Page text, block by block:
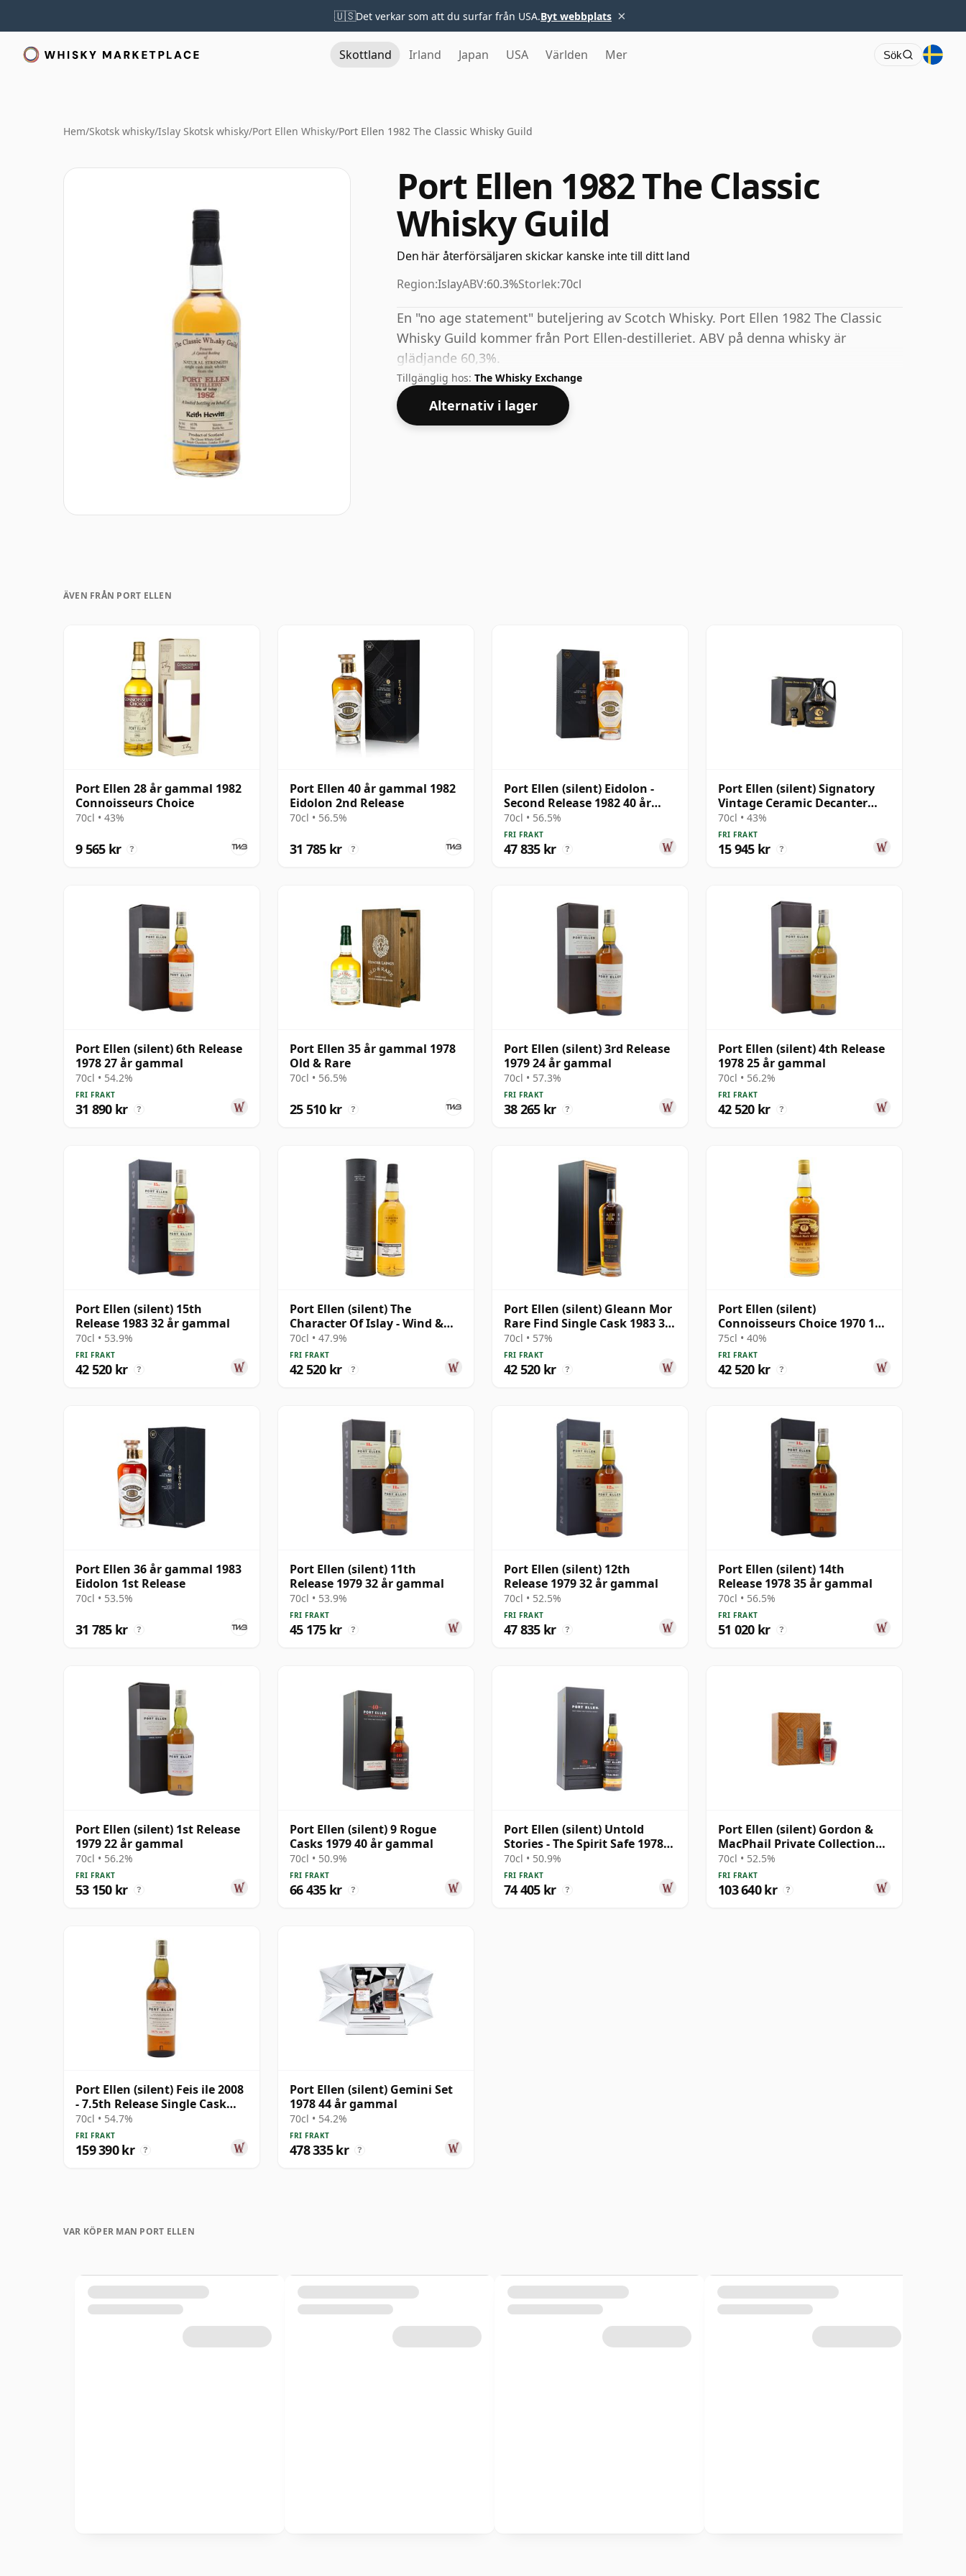
🇺🇸Det verkar som att du surfar från USA.Byt webbplats ×
Skottland Irland Japan USA Världen Mer Sök
Hem/Skotsk whisky/Islay Skotsk whisky/Port Ellen Whisky/Port Ellen 1982 The Classic Whisky Guild
Port Ellen 1982 The Classic
Whisky Guild
Den här återförsäljaren skickar kanske inte till ditt land
Region:IslayABV:60.3%Storlek:70cl
En "no age statement" buteljering av Scotch Whisky. Port Ellen 1982 The Classic
Whisky Guild kommer från Port Ellen-destilleriet. ABV på denna whisky är
glädjande 60,3%.
Tillgänglig hos: The Whisky Exchange
Alternativ i lager
ÄVEN FRÅN PORT ELLEN
Port Ellen 28 år gammal 1982
Connoisseurs Choice
70cl • 43%
9 565 kr ?
Port Ellen 40 år gammal 1982
Eidolon 2nd Release
70cl • 56.5%
31 785 kr ?
Port Ellen (silent) Eidolon -
Second Release 1982 40 år
gammal
70cl • 56.5%
FRI FRAKT
47 835 kr ?
Port Ellen (silent) Signatory
Vintage Ceramic Decanter
Islay Single Ma 13 år gammal
70cl • 43%
FRI FRAKT
15 945 kr ?
Port Ellen (silent) 6th Release
1978 27 år gammal
70cl • 54.2%
FRI FRAKT
31 890 kr ?
Port Ellen 35 år gammal 1978
Old & Rare
70cl • 56.5%
25 510 kr ?
Port Ellen (silent) 3rd Release
1979 24 år gammal
70cl • 57.3%
FRI FRAKT
38 265 kr ?
Port Ellen (silent) 4th Release
1978 25 år gammal
70cl • 56.2%
FRI FRAKT
42 520 kr ?
Port Ellen (silent) 15th
Release 1983 32 år gammal
70cl • 53.9%
FRI FRAKT
42 520 kr ?
Port Ellen (silent) The
Character Of Islay - Wind &
Wave Single Cask # 1983 35 år
gammal
70cl • 47.9%
FRI FRAKT
42 520 kr ?
Port Ellen (silent) Gleann Mor
Rare Find Single Cask 1983 33
år gammal
70cl • 57%
FRI FRAKT
42 520 kr ?
Port Ellen (silent)
Connoisseurs Choice 1970 17
år gammal
75cl • 40%
FRI FRAKT
42 520 kr ?
Port Ellen 36 år gammal 1983
Eidolon 1st Release
70cl • 53.5%
31 785 kr ?
Port Ellen (silent) 11th
Release 1979 32 år gammal
70cl • 53.9%
FRI FRAKT
45 175 kr ?
Port Ellen (silent) 12th
Release 1979 32 år gammal
70cl • 52.5%
FRI FRAKT
47 835 kr ?
Port Ellen (silent) 14th
Release 1978 35 år gammal
70cl • 56.5%
FRI FRAKT
51 020 kr ?
Port Ellen (silent) 1st Release
1979 22 år gammal
70cl • 56.2%
FRI FRAKT
53 150 kr ?
Port Ellen (silent) 9 Rogue
Casks 1979 40 år gammal
70cl • 50.9%
FRI FRAKT
66 435 kr ?
Port Ellen (silent) Untold
Stories - The Spirit Safe 1978
39 år gammal
70cl • 50.9%
FRI FRAKT
74 405 kr ?
Port Ellen (silent) Gordon &
MacPhail Private Collection
Single Cask # 1981 42 år
gammal
70cl • 52.5%
FRI FRAKT
103 640 kr ?
Port Ellen (silent) Feis ile 2008
- 7.5th Release Single Cask
1981 27 år gammal
70cl • 54.7%
FRI FRAKT
159 390 kr ?
Port Ellen (silent) Gemini Set
1978 44 år gammal
70cl • 54.2%
FRI FRAKT
478 335 kr ?
VAR KÖPER MAN PORT ELLEN